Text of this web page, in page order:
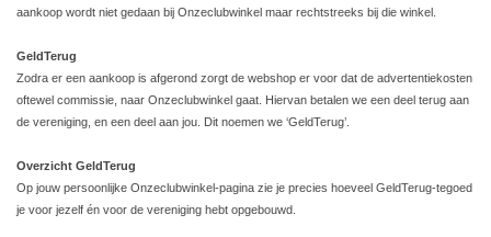
aankoop wordt niet gedaan bij Onzeclubwinkel maar rechtstreeks bij die winkel.
GeldTerug
Zodra er een aankoop is afgerond zorgt de webshop er voor dat de advertentiekosten
oftewel commissie, naar Onzeclubwinkel gaat. Hiervan betalen we een deel terug aan
de vereniging, en een deel aan jou. Dit noemen we ‘GeldTerug’.
Overzicht GeldTerug
Op jouw persoonlijke Onzeclubwinkel-pagina zie je precies hoeveel GeldTerug-tegoed
je voor jezelf én voor de vereniging hebt opgebouwd.